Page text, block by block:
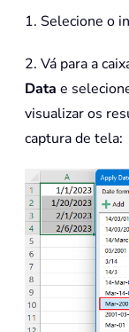
1. Selecione o
2. Vá para a
Data e
visualizar os
captura de tela: